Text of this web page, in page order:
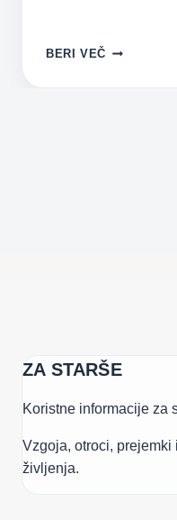
BERI VEČ DOJENJE
NE
ZA STARŠE
Koristne informacije za
Vzgoja, otroci,
življenja.